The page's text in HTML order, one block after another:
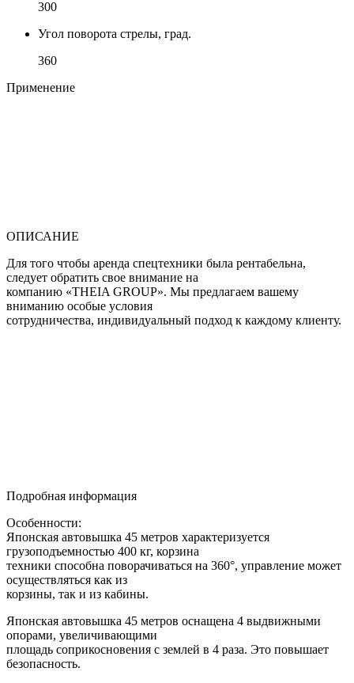
300
Угол поворота стрелы, град.
360
Применение
ОПИСАНИЕ
Для того чтобы аренда спецтехники была рентабельна,
следует обратить свое внимание на
компанию «THEIA GROUP». Мы предлагаем вашему
вниманию особые условия
сотрудничества, индивидуальный подход к каждому клиенту.
Подробная информация
Особенности:
Японская автовышка 45 метров характеризуется
грузоподъемностью 400 кг, корзина
техники способна поворачиваться на 360°, управление может
осуществляться как из
корзины, так и из кабины.
Японская автовышка 45 метров оснащена 4 выдвижными
опорами, увеличивающими
площадь соприкосновения с землей в 4 раза. Это повышает
безопасность.